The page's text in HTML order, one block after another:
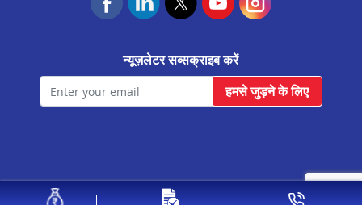
सहारनपुर मे प्रॉपर्टी पर लोन
आगरा सिकंदरा मे प्रॉपर्टी पर लोन
हाथरस मे प्रॉपर्टी पर लोन
हापुड़ मे प्रॉपर्टी पर लोन
न्यूज़लेटर सब्सक्राइब करें
हमसे जुड़ने के लिए